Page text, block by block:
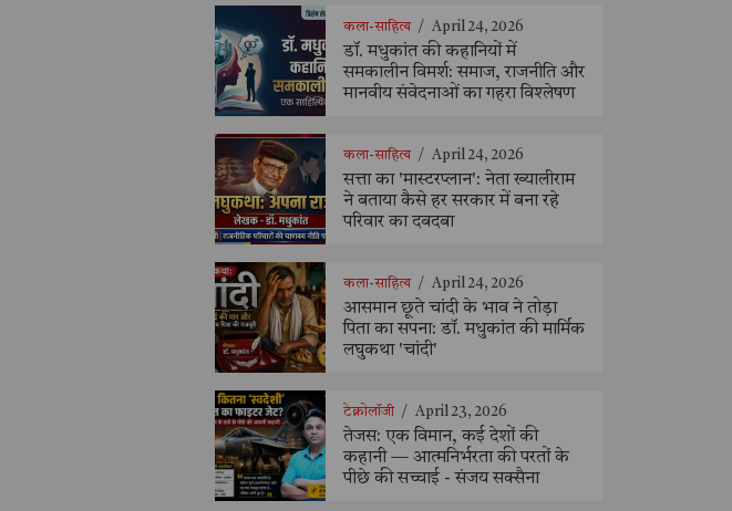
कला-साहित्य / April 24, 2026
डॉ. मधुकांत की कहानियों में
समकालीन विमर्श: समाज, राजनीति और
मानवीय संवेदनाओं का गहरा विश्लेषण
कला-साहित्य / April 24, 2026
सत्ता का 'मास्टरप्लान': नेता ख्यालीराम
ने बताया कैसे हर सरकार में बना रहे
परिवार का दबदबा
कला-साहित्य / April 24, 2026
आसमान छूते चांदी के भाव ने तोड़ा
पिता का सपना: डॉ. मधुकांत की मार्मिक
लघुकथा 'चांदी'
टेक्नोलॉजी / April 23, 2026
तेजस: एक विमान, कई देशों की
कहानी — आत्मनिर्भरता की परतों के
पीछे की सच्चाई - संजय सक्सैना